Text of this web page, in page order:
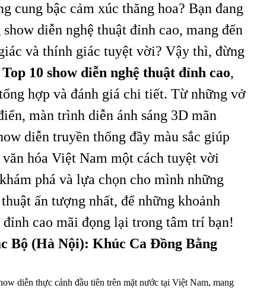
cung bậc cảm xúc thăng hoa? Bạn đang
diễn nghệ thuật đỉnh cao, mang đến
và thính giác tuyệt vời? Vậy thì, đừng
Top 10 show diễn nghệ thuật đỉnh cao,
hợp và đánh giá chi tiết. Từ những vở
màn trình diễn ánh sáng 3D mãn
diễn truyền thống đầy màu sắc giúp
hóa Việt Nam một cách tuyệt vời
phá và lựa chọn cho mình những
ấn tượng nhất, để những khoảnh
đỉnh cao mãi đọng lại trong tâm trí bạn!
Bộ (Hà Nội): Khúc Ca Đồng Bằng
diễn thực cảnh đầu tiên trên mặt nước tại Việt Nam, mang